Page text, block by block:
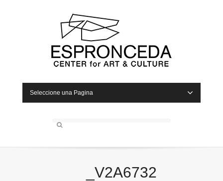
Seleccione una Pagina
_V2A6732